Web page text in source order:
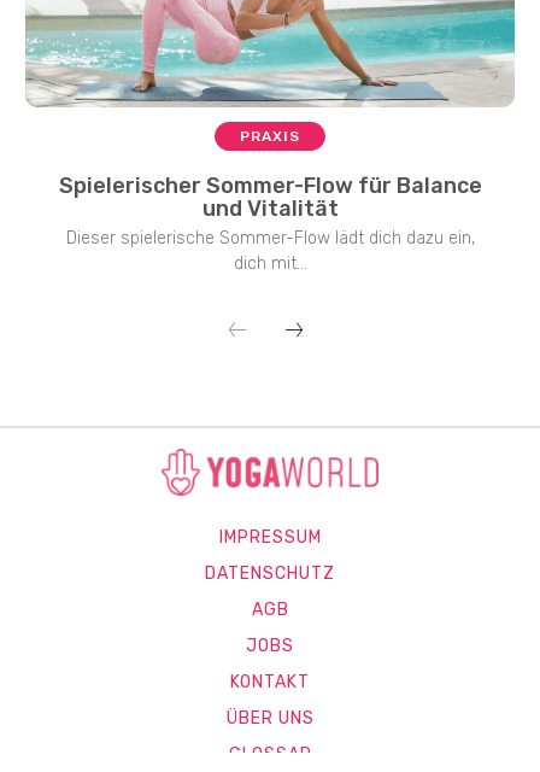
PRAXIS
Spielerischer Sommer-Flow für Balance
und Vitalität
Dieser spielerische Sommer-Flow lädt dich dazu ein,
dich mit...
IMPRESSUM
DATENSCHUTZ
AGB
JOBS
KONTAKT
ÜBER UNS
GLOSSAR